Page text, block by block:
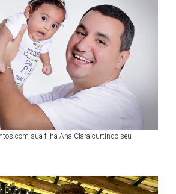
com sua filha Ana Clara curtindo seu